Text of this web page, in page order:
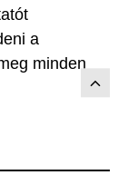
a
minden